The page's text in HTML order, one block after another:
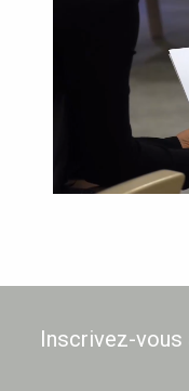
Inscrivez-